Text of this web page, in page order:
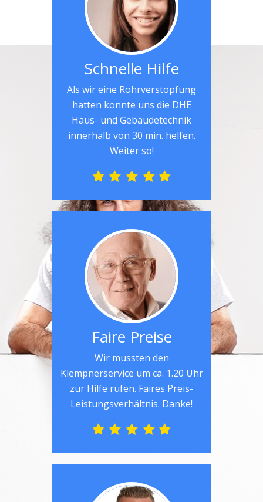
Schnelle Hilfe
Als wir eine Rohrverstopfung
hatten konnte uns die DHE
Haus- und Gebäudetechnik
innerhalb von 30 min. helfen.
Weiter so!
Faire Preise
Wir mussten den
Klempnerservice um ca. 1.20 Uhr
zur Hilfe rufen. Faires Preis-
Leistungsverhältnis. Danke!